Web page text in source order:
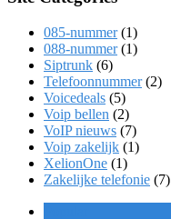
085-nummer(1)
088-nummer(1)
Siptrunk (6)
Telefoonnummer(2)
Voicedeals (5)
Voip bellen (2)
VoIP nieuws (7)
Voip zakelijk (1)
XelionOne (1)
Zakelijke telefonie (7)